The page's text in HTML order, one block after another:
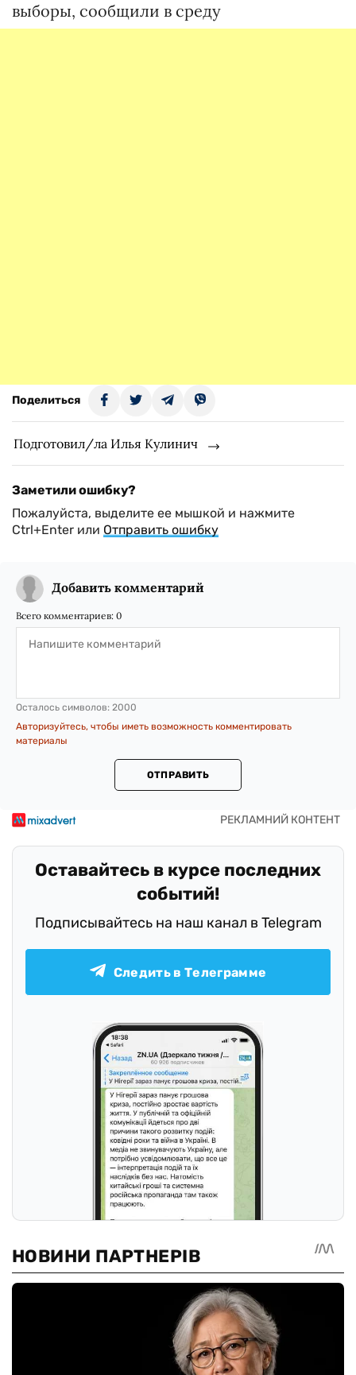
выборы, сообщили в среду
Поделиться
Подготовил/ла Илья Кулинич
Заметили ошибку?
Пожалуйста, выделите ее мышкой и нажмите
Ctrl+Enter или Отправить ошибку
Добавить комментарий
Всего комментариев: 0
Осталось символов: 2000
Авторизуйтесь, чтобы иметь возможность комментировать
материалы
ОТПРАВИТЬ
Оставайтесь в курсе последних
событий!
Подписывайтесь на наш канал в Telegram
Следить в Телеграмме